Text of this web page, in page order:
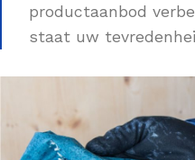
productaanbod
staat uw